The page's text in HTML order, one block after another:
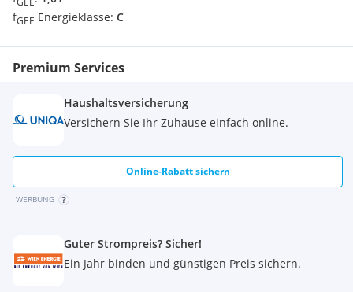
fGEE Energieklasse: C
Premium Services
Haushaltsversicherung
Versichern Sie Ihr Zuhause einfach online.
Online-Rabatt sichern
WERBUNG
Guter Strompreis? Sicher!
Ein Jahr binden und günstigen Preis sichern.